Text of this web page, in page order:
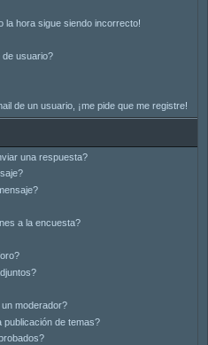
la hora sigue siendo incorrecto!
de usuario?
de un usuario, ¡me pide que me registre!
una respuesta?
a la encuesta?
moderador?
publicación de temas?